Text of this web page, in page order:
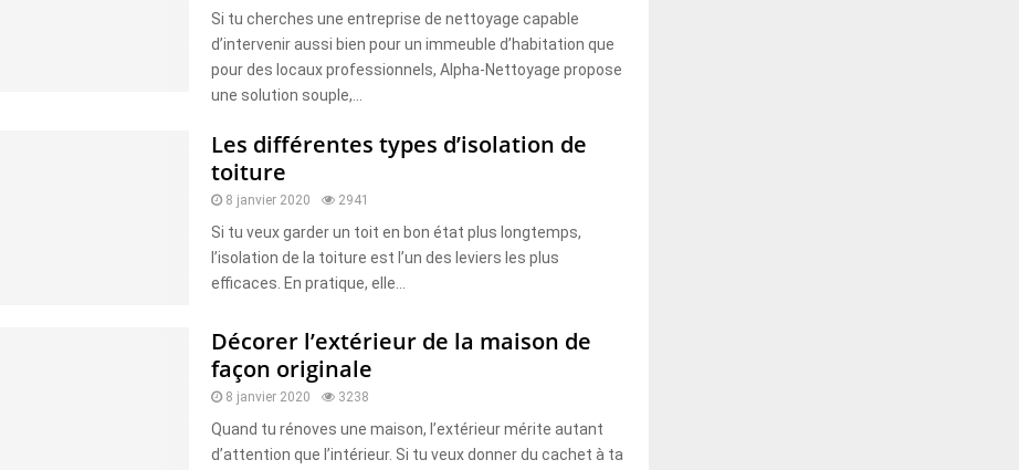
Si tu cherches une entreprise de nettoyage capable
d’intervenir aussi bien pour un immeuble d’habitation que
pour des locaux professionnels, Alpha-Nettoyage propose
une solution souple,...
Les différentes types d’isolation de
toiture
8 janvier 2020 2941
Si tu veux garder un toit en bon état plus longtemps,
l’isolation de la toiture est l’un des leviers les plus
efficaces. En pratique, elle...
Décorer l’extérieur de la maison de
façon originale
8 janvier 2020 3238
Quand tu rénoves une maison, l’extérieur mérite autant
d’attention que l’intérieur. Si tu veux donner du cachet à ta